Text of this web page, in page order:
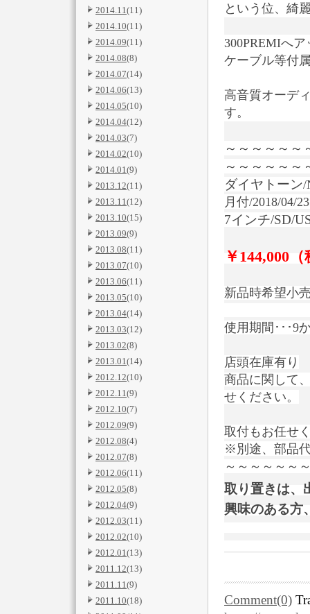
2014.11(11)
2014.10(11)
2014.09(11)
2014.08(8)
2014.07(14)
2014.06(13)
2014.05(10)
2014.04(12)
2014.03(7)
2014.02(10)
2014.01(9)
2013.12(11)
2013.11(12)
2013.10(15)
2013.09(9)
2013.08(11)
2013.07(10)
2013.06(11)
2013.05(10)
2013.04(14)
2013.03(12)
2013.02(8)
2013.01(14)
2012.12(10)
2012.11(9)
2012.10(7)
2012.09(9)
2012.08(4)
2012.07(8)
2012.06(11)
2012.05(8)
2012.04(9)
2012.03(11)
2012.02(10)
2012.01(13)
2011.12(13)
2011.11(9)
2011.10(18)
という位、綺
300PREMIへ
ケーブル等付
高音質オーデ
す。
～～～～～～
～～～～～～
ダイヤトーン/
月付/2018/04/
7インチ/SD/
￥144,000
新品時希望小
使用期間･･･
店頭在庫有り
商品に関して
せください。
取付もお任せ
※別途、部品
～～～～～～
取り置きは、
興味のある方
Comment(0)